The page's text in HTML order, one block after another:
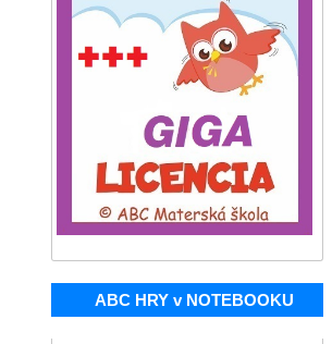
ABC HRY v NOTEBOOKU